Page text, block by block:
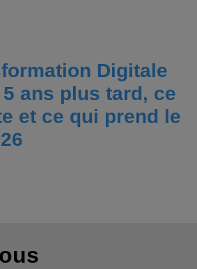
Digitale
ans plus tard, ce
et ce qui prend le